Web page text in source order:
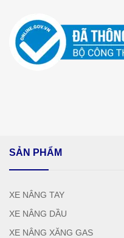
SẢN PHẨM
XE NÂNG TAY
XE NÂNG DẦU
XE NÂNG XĂNG GAS